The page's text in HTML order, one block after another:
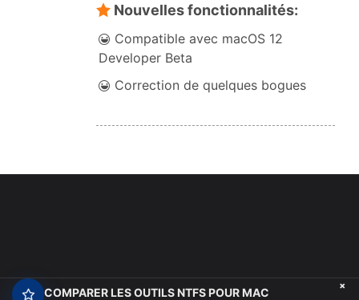
Nouvelles fonctionnalités:
Compatible avec macOS 12
Developer Beta
Correction de quelques bogues
COMPARER LES OUTILS NTFS POUR MAC +